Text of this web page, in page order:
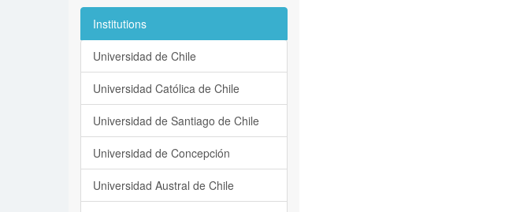
Institutions
Universidad de Chile
Universidad Católica de Chile
Universidad de Santiago de Chile
Universidad de Concepción
Universidad Austral de Chile